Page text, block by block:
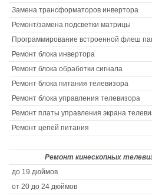
Замена трансформаторов инвертора
Ремонт/замена подсветки матрицы
Программирование встроенной флеш
Ремонт блока инвертора
Ремонт блока обработки сигнала
Ремонт блока питания телевизора
Ремонт блока управления телевизора
Ремонт платы управления экрана
Ремонт цепей питания
Ремонт кинескопных
до 19 дюймов
от 20 до 24 дюймов